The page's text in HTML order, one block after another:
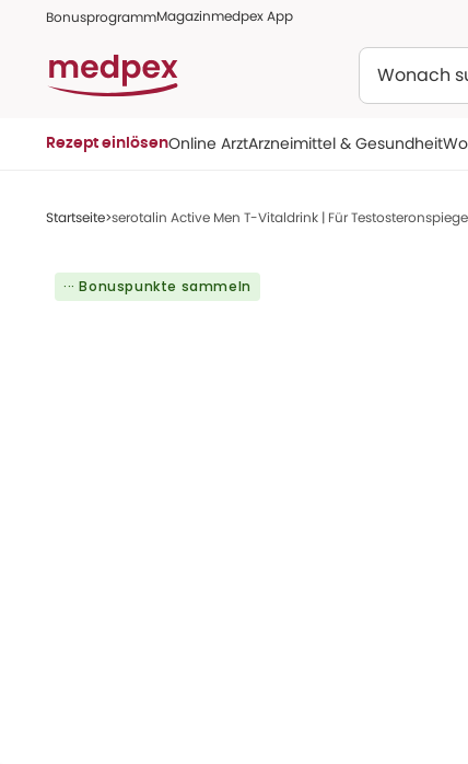
BonusprogrammMagazinmedpex App
Rezept einlösenOnline ArztArzneimittel & Gesundheit
Startseite serotalin Active Men T-Vitaldrink | Für
··· Bonuspunkte sammeln